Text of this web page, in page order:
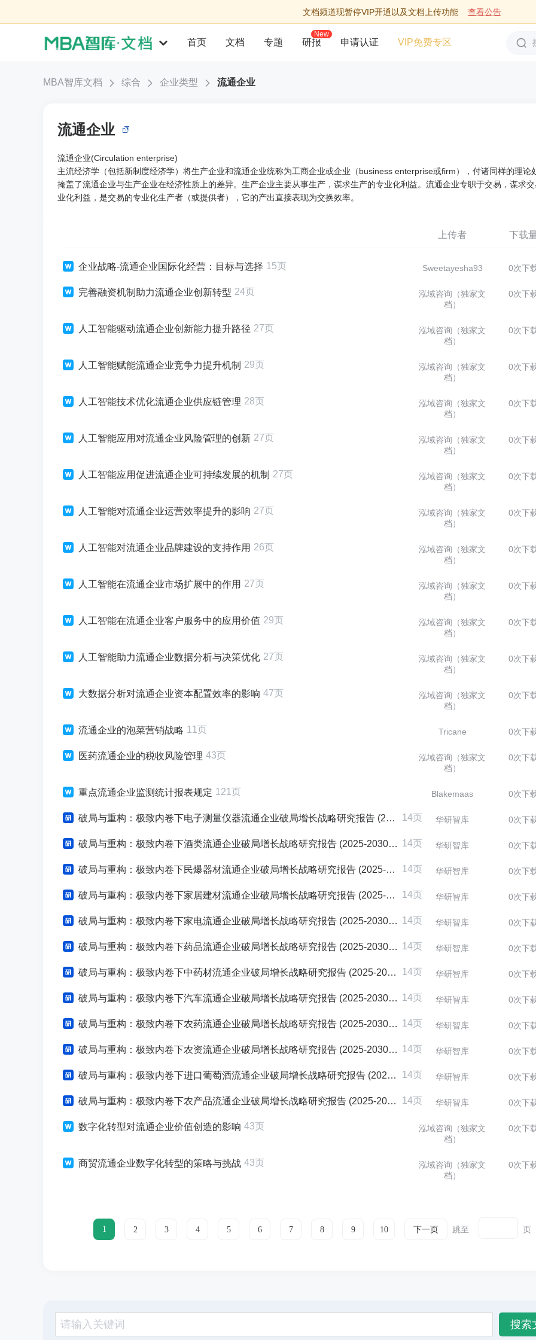
文档频道现暂停VIP开通以及文档上传功能 查看公告
首页 文档 专题 研报
New
申请认证 VIP免费专区
MBA智库文档 综合 企业类型 流通企业
流通企业
流通企业(Circulation enterprise)
主流经济学（包括新制度经济学）将生产企业和流通企业统称为工商企业或企业（business enterprise或firm），付诸同样的理论
掩盖了流通企业与生产企业在经济性质上的差异。生产企业主要从事生产，谋求生产的专业化利益。流通企业专职于交易，谋求
业化利益，是交易的专业化生产者（或提供者），它的产出直接表现为交换效率。
上传者 下载
企业战略-流通企业国际化经营：目标与选择 15页 Sweetayesha93 0次下
完善融资机制助力流通企业创新转型 24页
泓域咨询（独家文
档）
0次下
人工智能驱动流通企业创新能力提升路径 27页
泓域咨询（独家文
档）
0次下
人工智能赋能流通企业竞争力提升机制 29页
泓域咨询（独家文
档）
0次下
人工智能技术优化流通企业供应链管理 28页
泓域咨询（独家文
档）
0次下
人工智能应用对流通企业风险管理的创新 27页
泓域咨询（独家文
档）
0次下
人工智能应用促进流通企业可持续发展的机制 27页
泓域咨询（独家文
档）
0次下
人工智能对流通企业运营效率提升的影响 27页
泓域咨询（独家文
档）
0次下
人工智能对流通企业品牌建设的支持作用 26页
泓域咨询（独家文
档）
0次下
人工智能在流通企业市场扩展中的作用 27页
泓域咨询（独家文
档）
0次下
人工智能在流通企业客户服务中的应用价值 29页
泓域咨询（独家文
档）
0次下
人工智能助力流通企业数据分析与决策优化 27页
泓域咨询（独家文
档）
0次下
大数据分析对流通企业资本配置效率的影响 47页
泓域咨询（独家文
档）
0次下
流通企业的泡菜营销战略 11页 Tricane 0次下
医药流通企业的税收风险管理 43页
泓域咨询（独家文
档）
0次下
重点流通企业监测统计报表规定 121页 Blakemaas 0次下
破局与重构：极致内卷下电子测量仪器流通企业破局增长战略研究报告 (2025-2030版) 14页 华研智库 0次下
破局与重构：极致内卷下酒类流通企业破局增长战略研究报告 (2025-2030版) 14页 华研智库 0次下
破局与重构：极致内卷下民爆器材流通企业破局增长战略研究报告 (2025-2030版) 14页 华研智库 0次下
破局与重构：极致内卷下家居建材流通企业破局增长战略研究报告 (2025-2030版) 14页 华研智库 0次下
破局与重构：极致内卷下家电流通企业破局增长战略研究报告 (2025-2030版) 14页 华研智库 0次下
破局与重构：极致内卷下药品流通企业破局增长战略研究报告 (2025-2030版) 14页 华研智库 0次下
破局与重构：极致内卷下中药材流通企业破局增长战略研究报告 (2025-2030版) 14页 华研智库 0次下
破局与重构：极致内卷下汽车流通企业破局增长战略研究报告 (2025-2030版) 14页 华研智库 0次下
破局与重构：极致内卷下农药流通企业破局增长战略研究报告 (2025-2030版) 14页 华研智库 0次下
破局与重构：极致内卷下农资流通企业破局增长战略研究报告 (2025-2030版) 14页 华研智库 0次下
破局与重构：极致内卷下进口葡萄酒流通企业破局增长战略研究报告 (2025-2030版) 14页 华研智库 0次下
破局与重构：极致内卷下农产品流通企业破局增长战略研究报告 (2025-2030版) 14页 华研智库 0次下
数字化转型对流通企业价值创造的影响 43页
泓域咨询（独家文
档）
0次下
商贸流通企业数字化转型的策略与挑战 43页
泓域咨询（独家文
档）
0次下
1 2 3 4 5 6 7 8 9 10 下一页 跳至 页